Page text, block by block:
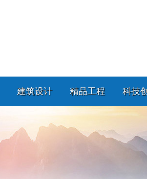
建筑设计 精品工程 科技